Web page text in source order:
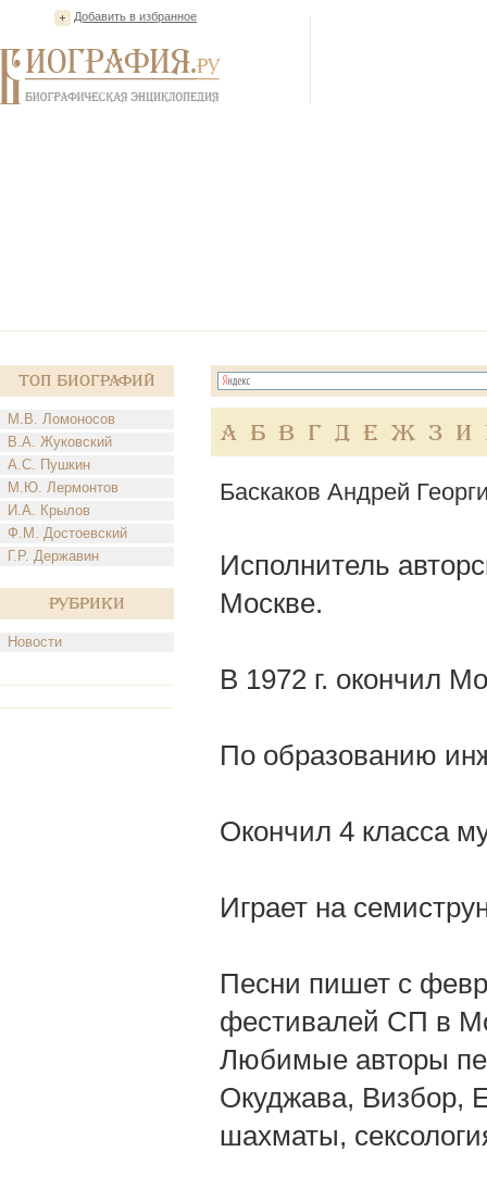
Добавить в избранное
Топ Биографий
М.В. Ломоносов
В.А. Жуковский
А.С. Пушкин
М.Ю. Лермонтов
И.А. Крылов
Ф.М. Достоевский
Г.Р. Державин
Рубрики
Новости
А Б В Г Д Е Ж З И
Баскаков Андрей
Исполнитель
Москве.
В 1972 г. окончил
По образованию
Окончил 4 класса
Играет на
Песни пишет с
фестивалей СП в
Любимые авторы
Окуджава, Визбор,
шахматы,